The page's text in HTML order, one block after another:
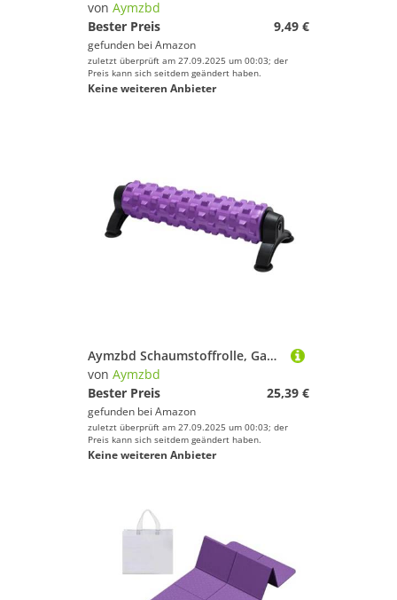
von Aymzbd
Bester Preis
9,49 €
gefunden bei Amazon
zuletzt überprüft am 27.09.2025 um 00:03; der
Preis kann sich seitdem geändert haben.
Keine weiteren Anbieter
Aymzbd Schaumstoffrolle, Ganzkörpermassagegerät, Säule, Fitnessrolle für Pilates, Stretching, Lila
von Aymzbd
Bester Preis
25,39 €
gefunden bei Amazon
zuletzt überprüft am 27.09.2025 um 00:03; der
Preis kann sich seitdem geändert haben.
Keine weiteren Anbieter